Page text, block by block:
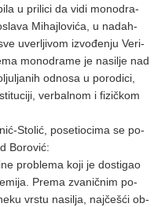
u pri­li­ci da vi­di mo­no­dra­
Mi­haj­lo­vi­ća, u na­dah­
uver­lji­vom iz­vo­đe­nju Ve­ri­
mo­no­dra­me je na­si­lje nad
od­no­sa u po­ro­di­ci,
ver­bal­nom i fi­zič­kom
Sto­lić, po­se­ti­o­ci­ma se po­
Bo­ro­vić:
pro­ble­ma ko­ji je do­sti­gao
Pre­ma zva­nič­nim po­
vr­stu na­si­lja, naj­če­šći ob­